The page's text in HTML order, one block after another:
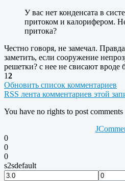
У вас нет конденсата в
притоком и калорифером.
притока?
Честно говоря, не замечал.
заметить, если сооружение
решетки? с нее не свисают вроде
12
Обновить список комментариев
RSS лента комментариев этой
You have no rights to post comments
0
0
0
s2sdefault